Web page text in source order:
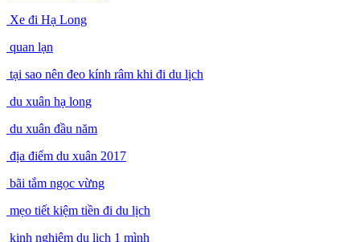
Xe đi Hạ Long
quan lạn
tại sao nên đeo kính râm khi đi du lịch
du xuân hạ long
du xuân đầu năm
địa điểm du xuân 2017
bãi tắm ngọc vừng
mẹo tiết kiệm tiền đi du lịch
kinh nghiệm du lịch 1 mình